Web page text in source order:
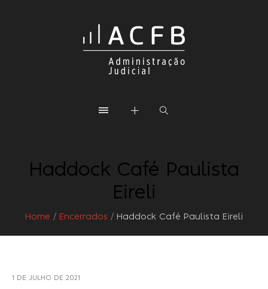
Haddock Café Paulista
Eireli
Home / Encerrados / Haddock Café Paulista Eireli
1 DE JULHO DE 2021